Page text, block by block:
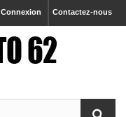
Contactez-nous
Connexion